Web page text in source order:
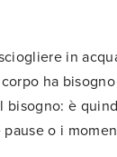
in
ha
è
o i